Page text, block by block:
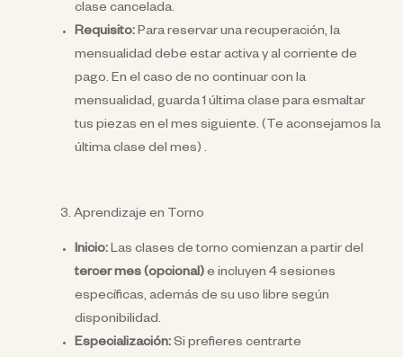
clase cancelada.
Requisito: Para reservar una recuperación, la
mensualidad debe estar activa y al corriente de
pago. En el caso de no continuar con la
mensualidad, guarda 1 última clase para esmaltar
tus piezas en el mes siguiente. (Te aconsejamos la
última clase del mes) .
3. Aprendizaje en Torno
Inicio: Las clases de torno comienzan a partir del
tercer mes (opcional) e incluyen 4 sesiones
específicas, además de su uso libre según
disponibilidad.
Especialización: Si prefieres centrarte